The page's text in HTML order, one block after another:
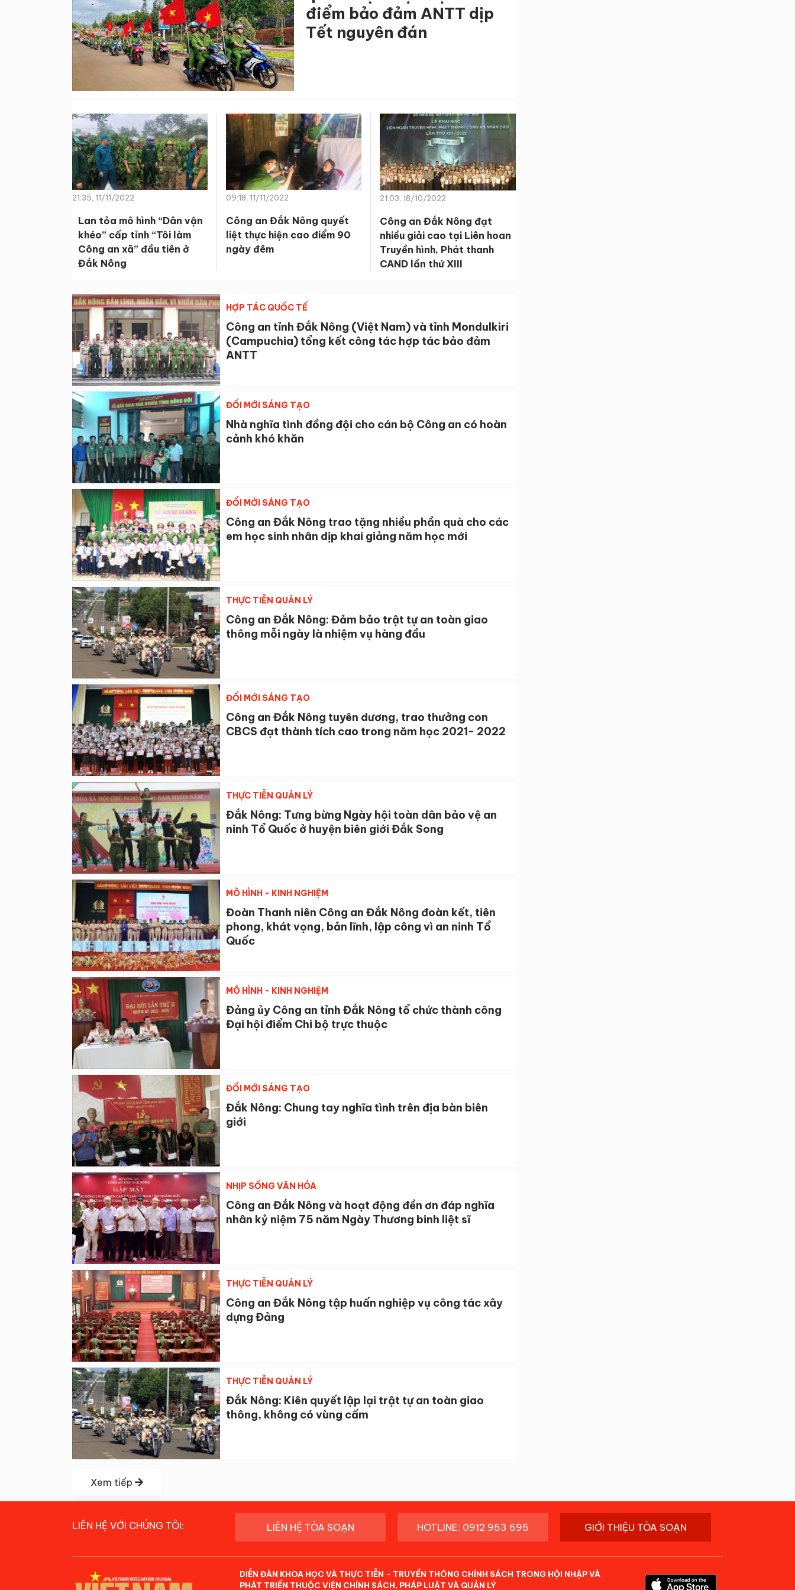
điểm bảo đảm ANTT dịp
Tết nguyên đán
21:35, 11/11/2022
Lan tỏa mô hình “Dân vận
khéo” cấp tỉnh “Tôi làm
Công an xã” đầu tiên ở
Đắk Nông
09:18, 11/11/2022
Công an Đắk Nông quyết
liệt thực hiện cao điểm 90
ngày đêm
21:03, 18/10/2022
Công an Đắk Nông đạt
nhiều giải cao tại Liên hoan
Truyền hình, Phát thanh
CAND lần thứ XIII
HỢP TÁC QUỐC TẾ
Công an tỉnh Đắk Nông (Việt Nam) và tỉnh Mondulkiri
(Campuchia) tổng kết công tác hợp tác bảo đảm
ANTT
ĐỔI MỚI SÁNG TẠO
Nhà nghĩa tình đồng đội cho cán bộ Công an có hoàn
cảnh khó khăn
ĐỔI MỚI SÁNG TẠO
Công an Đắk Nông trao tặng nhiều phần quà cho các
em học sinh nhân dịp khai giảng năm học mới
THỰC TIỄN QUẢN LÝ
Công an Đắk Nông: Đảm bảo trật tự an toàn giao
thông mỗi ngày là nhiệm vụ hàng đầu
ĐỔI MỚI SÁNG TẠO
Công an Đắk Nông tuyên dương, trao thưởng con
CBCS đạt thành tích cao trong năm học 2021- 2022
THỰC TIỄN QUẢN LÝ
Đắk Nông: Tưng bừng Ngày hội toàn dân bảo vệ an
ninh Tổ Quốc ở huyện biên giới Đắk Song
MÔ HÌNH - KINH NGHIỆM
Đoàn Thanh niên Công an Đắk Nông đoàn kết, tiên
phong, khát vọng, bản lĩnh, lập công vì an ninh Tổ
Quốc
MÔ HÌNH - KINH NGHIỆM
Đảng ủy Công an tỉnh Đắk Nông tổ chức thành công
Đại hội điểm Chi bộ trực thuộc
ĐỔI MỚI SÁNG TẠO
Đắk Nông: Chung tay nghĩa tình trên địa bàn biên
giới
NHỊP SỐNG VĂN HÓA
Công an Đắk Nông và hoạt động đền ơn đáp nghĩa
nhân kỷ niệm 75 năm Ngày Thương binh liệt sĩ
THỰC TIỄN QUẢN LÝ
Công an Đắk Nông tập huấn nghiệp vụ công tác xây
dựng Đảng
THỰC TIỄN QUẢN LÝ
Đắk Nông: Kiên quyết lập lại trật tự an toàn giao
thông, không có vùng cấm
Xem tiếp
LIÊN HỆ VỚI CHÚNG TÔI: LIÊN HỆ TÒA SOẠN HOTLINE: 0912 953 695 GIỚI THIỆU TÒA SOẠN
DIỄN ĐÀN KHOA HỌC VÀ THỰC TIỄN - TRUYỀN THÔNG CHÍNH SÁCH TRONG HỘI NHẬP VÀ
PHÁT TRIỂN THUỘC VIỆN CHÍNH SÁCH, PHÁP LUẬT VÀ QUẢN LÝ